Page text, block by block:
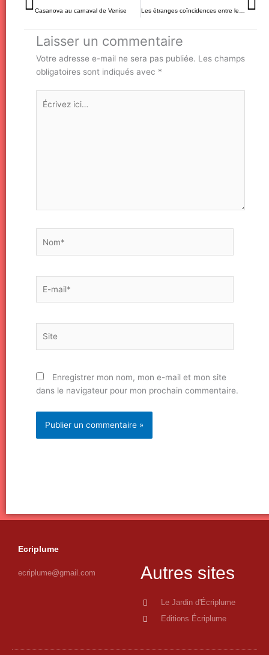
Casanova au carnaval de Venise
Laisser un commentaire
Votre adresse e-mail ne sera pas publiée. Les champs
obligatoires sont indiqués avec *
Écrivez
ici…
mail*
Enregistrer mon nom, mon e-mail et mon site
dans le navigateur pour mon prochain commentaire.
Ecriplume
ecriplume@gmail.com Autres sites
Le Jardin d'Écriplume
Editions Écriplume